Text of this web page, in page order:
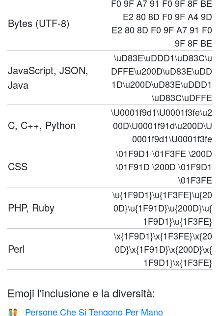
Bytes (UTF-8)
F0 9F A7 91 F0 9F 8F BE
E2 80 8D F0 9F A4 9D
E2 80 8D F0 9F A7 91 F0
9F 8F BE
JavaScript, JSON,
Java
\uD83E\uDDD1\uD83C\u
DFFE\u200D\uD83E\uDD
1D\u200D\uD83E\uDDD1
\uD83C\uDFFE
C, C++, Python
\U0001f9d1\U0001f3fe\u2
00D\U0001f91d\u200D\U
0001f9d1\U0001f3fe
CSS
\01F9D1 \01F3FE \200D
\01F91D \200D \01F9D1
\01F3FE
PHP, Ruby
\u{1F9D1}\u{1F3FE}\u{20
0D}\u{1F91D}\u{200D}\u{
1F9D1}\u{1F3FE}
Perl
\x{1F9D1}\x{1F3FE}\x{20
0D}\x{1F91D}\x{200D}\x{
1F9D1}\x{1F3FE}
Emoji l'inclusione e la diversità:
🧑‍🤝‍🧑 Persone Che Si Tengono Per Mano